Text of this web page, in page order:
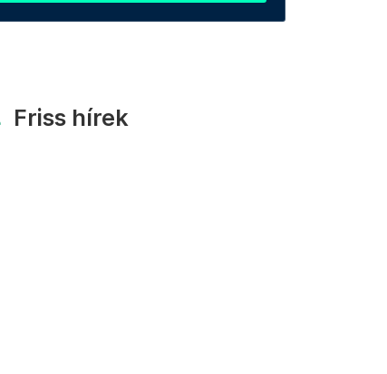
Friss hírek